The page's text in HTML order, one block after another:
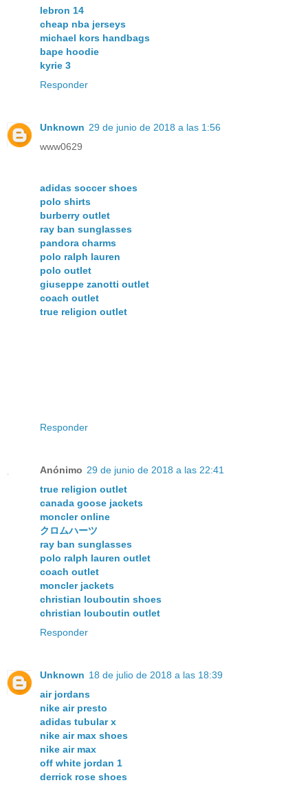
lebron 14
cheap nba jerseys
michael kors handbags
bape hoodie
kyrie 3
Responder
Unknown 29 de junio de 2018 a las 1:56
www0629
adidas soccer shoes
polo shirts
burberry outlet
ray ban sunglasses
pandora charms
polo ralph lauren
polo outlet
giuseppe zanotti outlet
coach outlet
true religion outlet
Responder
Anónimo 29 de junio de 2018 a las 22:41
true religion outlet
canada goose jackets
moncler online
クロムハーツ
ray ban sunglasses
polo ralph lauren outlet
coach outlet
moncler jackets
christian louboutin shoes
christian louboutin outlet
Responder
Unknown 18 de julio de 2018 a las 18:39
air jordans
nike air presto
adidas tubular x
nike air max shoes
nike air max
off white jordan 1
derrick rose shoes